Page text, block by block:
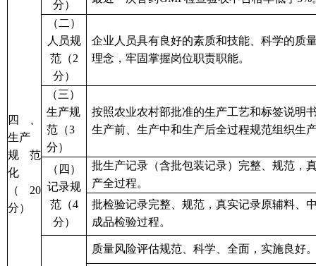
四、
生产
规范
化
（ 20
分）
分）
（ 二 ）
人员规
范（2
分）
企业人员具有良好的素质和技能、科学的质
理念，牢固掌握岗位职责职能。
（三）
生产规
范 （3
分）
按照农业农村部批准的生产工艺和标签说明
生产前、生产中和生产后全过程规范组织生
（ 四 ）
记录规
范（4
分）
批生产记录（含批包装记录）完整、规范，
产全过程。
批检验记录完整、规范，真实记录原辅料、
成品检验过程。
质量风险评估规范、科学、全面，实施良好